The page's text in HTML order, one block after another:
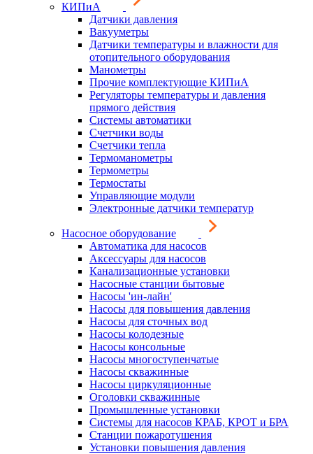
КИПиА
Датчики давления
Вакууметры
Датчики температуры и влажности для
отопительного оборудования
Манометры
Прочие комплектующие КИПиА
Регуляторы температуры и давления
прямого действия
Системы автоматики
Счетчики воды
Счетчики тепла
Термоманометры
Термометры
Термостаты
Управляющие модули
Электронные датчики температур
Насосное оборудование
Автоматика для насосов
Аксессуары для насосов
Канализационные установки
Насосные станции бытовые
Насосы 'ин-лайн'
Насосы для повышения давления
Насосы для сточных вод
Насосы колодезные
Насосы консольные
Насосы многоступенчатые
Насосы скважинные
Насосы циркуляционные
Оголовки скважинные
Промышленные установки
Системы для насосов КРАБ, КРОТ и БРА
Станции пожаротушения
Установки повышения давления